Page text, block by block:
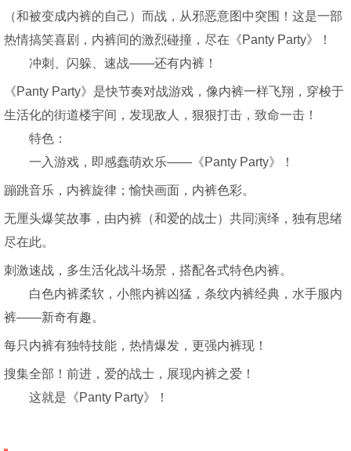
（和被变成内裤的自己）而战，从邪恶意图中突围！这是一部
热情搞笑喜剧，内裤间的激烈碰撞，尽在《Panty Party》！
冲刺、闪躲、速战——还有内裤！
《Panty Party》是快节奏对战游戏，像内裤一样飞翔，穿梭于
生活化的街道楼宇间，发现敌人，狠狠打击，致命一击！
特色：
一入游戏，即感蠢萌欢乐——《Panty Party》！
蹦跳音乐，内裤旋律；愉快画面，内裤色彩。
无厘头爆笑故事，由内裤（和爱的战士）共同演绎，独有思绪
尽在此。
刺激速战，多生活化战斗场景，搭配各式特色内裤。
白色内裤柔软，小熊内裤凶猛，条纹内裤经典，水手服内
裤——新奇有趣。
每只内裤有独特技能，热情爆发，更强内裤现！
搜集全部！前进，爱的战士，展现内裤之爱！
这就是《Panty Party》！